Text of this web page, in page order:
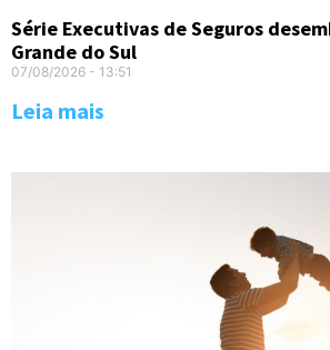
Série Executivas de Seguros
Grande do Sul
07/08/2026 13:51
Leia mais